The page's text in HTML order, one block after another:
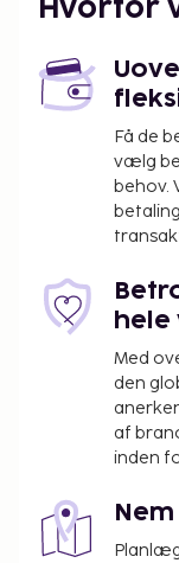
Hvorfor
Få de
vælg
behov.
hele
Med
den
af
inden